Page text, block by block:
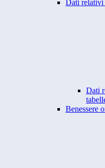
Dati
Dati
Benessere